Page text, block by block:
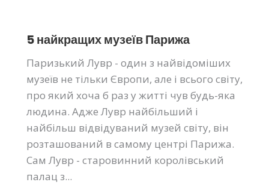
5 найкращих музеїв Парижа
Паризький Лувр - один з найвідоміших
музеїв не тільки Європи, але і всього світу,
про який хоча б раз у житті чув будь-яка
людина. Адже Лувр найбільший і
найбільш відвідуваний музей світу, він
розташований в самому центрі Парижа.
Сам Лувр - старовинний королівський
палац з...